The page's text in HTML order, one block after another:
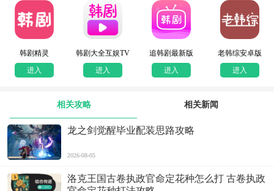
韩剧精灵
进入
韩剧大全互娱TV
进入
追韩剧最新版
进入
老韩综安卓版
进入
相关攻略 相关新闻
龙之剑觉醒毕业配装思路攻略
2026-08-05
洛克王国古卷执政官命定花种怎么打 古卷执政